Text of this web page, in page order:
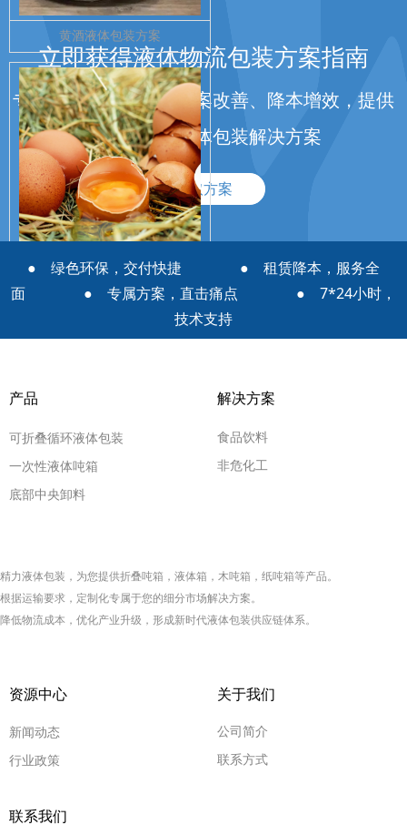
黄酒液体包装方案
鸡蛋液液体包装方案
立即获得液体物流包装方案指南
专注于企业液体包装方案改善、降本增效，提供
免费定制化液体包装解决方案
获取方案
● 绿色环保，交付快捷 ● 租赁降本，服务全
面 ● 专属方案，直击痛点 ● 7*24小时，
技术支持
产品
可折叠循环液体包装
一次性液体吨箱
底部中央卸料
解决方案
食品饮料
非危化工
资源中心
新闻动态
行业政策
关于我们
公司简介
联系方式
联系我们
精力液体包装，为您提供折叠吨箱 ，液体箱，木吨箱，纸吨箱等产品。
根据运输要求，定制化专属于您的细分市场解决方案。
降低物流成本，优化产业升级，形成新时代液体包装供应链体系。